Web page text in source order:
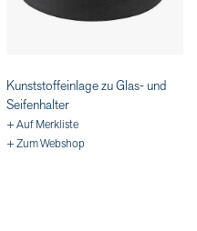
Kunststoffeinlage zu Glas- und
Seifenhalter
+ Auf Merkliste
+ Zum Webshop